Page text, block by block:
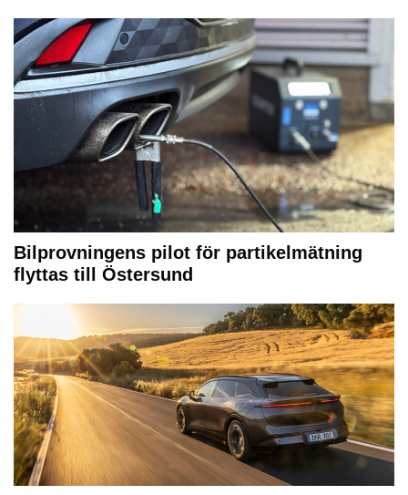
Bilprovningens pilot för partikelmätning
flyttas till Östersund